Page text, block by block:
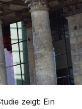
zeigt: Ein